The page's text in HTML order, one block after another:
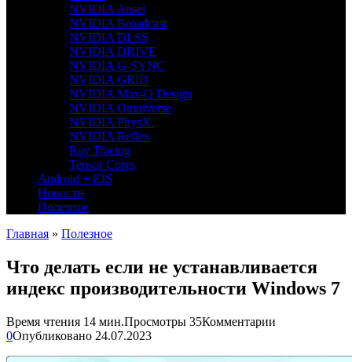
NVIDIA Ansel
NVIDIA Broadcast
NVIDIA DLSS
NVIDIA DRIVE
NVIDIA G-SYNC
NVIDIA GRID
NVIDIA Max-Q Design
NVIDIA Omniverse
NVIDIA PhysX.
NVIDIA Reflex
Ray Tracing
Tensor Cores
Android + iOS
Новости
Полезное
Главная » Полезное
Что делать если не устанавливается
индекс производительности Windows 7
Время чтения 14 мин.Просмотры 35Комментарии
0Опубликовано 24.07.2023